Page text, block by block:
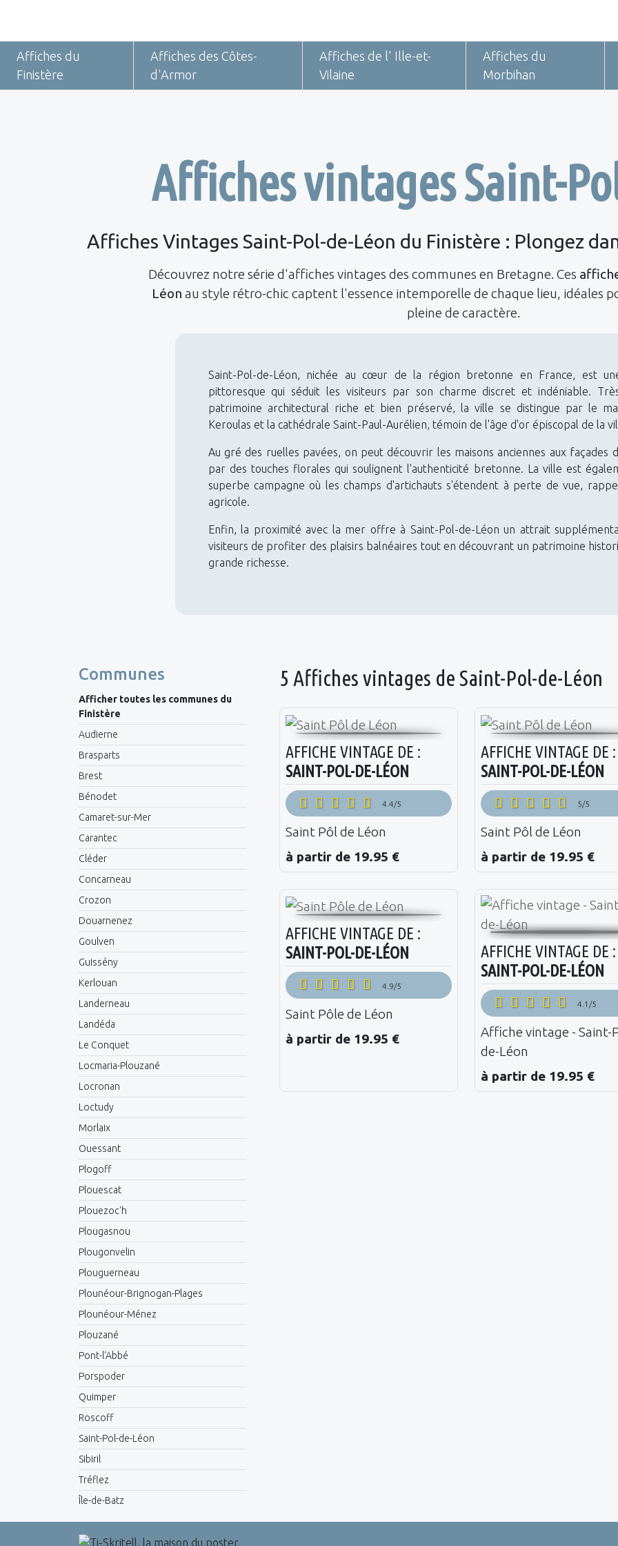
Affiches du
Finistère
Affiches des Côtes-
d'Armor
Affiches de l' Ille-et-
Vilaine
Affiches du
Morbihan
Affiches vintages Saint-
Affiches Vintages Saint-Pol-de-Léon du Finistère : Plongez
Découvrez notre série d'affiches vintages des communes en Bretagne. Ces
Léon au style rétro-chic captent l'essence intemporelle de chaque lieu, idéales
pleine de caractère.
Saint-Pol-de-Léon, nichée au cœur de la région bretonne en France, est
pittoresque qui séduit les visiteurs par son charme discret et indéniable.
patrimoine architectural riche et bien préservé, la ville se distingue par le
Keroulas et la cathédrale Saint-Paul-Aurélien, témoin de l'âge d'or épiscopal de la
Au gré des ruelles pavées, on peut découvrir les maisons anciennes aux façades
par des touches florales qui soulignent l'authenticité bretonne. La ville est
superbe campagne où les champs d'artichauts s'étendent à perte de vue,
agricole.
Enfin, la proximité avec la mer offre à Saint-Pol-de-Léon un attrait
visiteurs de profiter des plaisirs balnéaires tout en découvrant un patrimoine
grande richesse.
Communes
Afficher toutes les communes du
Finistère
Audierne
Brasparts
Brest
Bénodet
Camaret-sur-Mer
Carantec
Cléder
Concarneau
Crozon
Douarnenez
Goulven
Guissény
Kerlouan
Landerneau
Landéda
Le Conquet
Locmaria-Plouzané
Locronan
Loctudy
Morlaix
Ouessant
Plogoff
Plouescat
Plouezoc'h
Plougasnou
Plougonvelin
Plouguerneau
Plounéour-Brignogan-Plages
Plounéour-Ménez
Plouzané
Pont-l'Abbé
Porspoder
Quimper
Roscoff
Saint-Pol-de-Léon
Sibiril
Tréflez
Île-de-Batz
5 Affiches vintages de Saint-Pol-de-Léon
AFFICHE VINTAGE DE :
SAINT-POL-DE-LÉON
4.4/5
Saint Pôl de Léon
à partir de 19.95 €
AFFICHE VINTAGE DE :
SAINT-POL-DE-LÉON
5/5
Saint Pôl de Léon
à partir de 19.95 €
AFFICHE VINTAGE DE :
SAINT-POL-DE-LÉON
4.9/5
Saint Pôle de Léon
à partir de 19.95 €
AFFICHE VINTAGE DE :
SAINT-POL-DE-LÉON
4.1/5
Affiche vintage - Saint-
de-Léon
à partir de 19.95 €